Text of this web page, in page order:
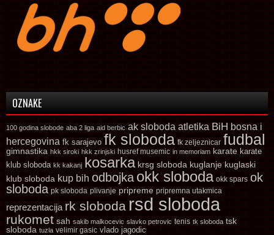
OZNAKE
100 godina slobode aba 2 liga aid berbic ak sloboda atletika BiH bosna i
hercegovina fk sarajevo fk sloboda fk zeljeznicar fudbal
gimnastika hkk siroki hkk zrinjski husref musemic in memoriam karate karate
klub sloboda kk kakanj kosarka krsg sloboda kuglanje kuglaski
klub sloboda kup bih odbojka okk sloboda okk spars ok
sloboda pk sloboda plivanje pripreme pripremna utakmica
reprezentacija rk sloboda rsd sloboda
rukomet sah sakib malkocevic slavko petrovic tenis tk sloboda tsk
sloboda tuzla velimir gasic vlado jagodic